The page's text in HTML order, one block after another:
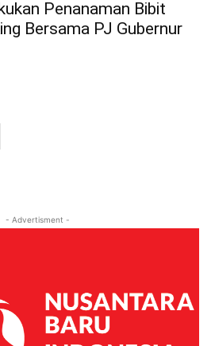
Penanaman Bibit
Bersama PJ Gubernur
- Advertisment -